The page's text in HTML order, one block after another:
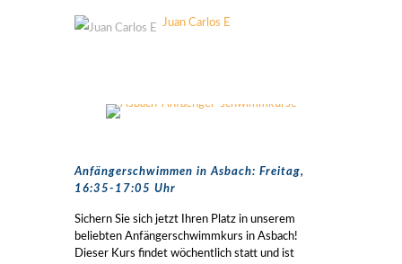
Juan Carlos E
Anfängerschwimmen in Asbach: Freitag,
16:35-17:05 Uhr
Sichern Sie sich jetzt Ihren Platz in unserem
beliebten Anfängerschwimmkurs in Asbach!
Dieser Kurs findet wöchentlich statt und ist